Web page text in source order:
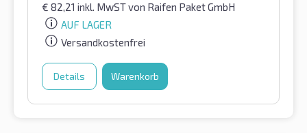
€ 82,21 inkl. MwSTvon Raifen Paket GmbH
AUF LAGER
Versandkostenfrei
Details Warenkorb